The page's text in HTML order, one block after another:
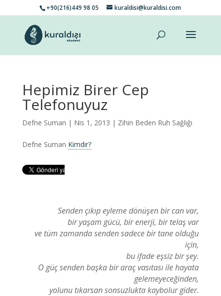
+90(216)449 98 05 kuraldisi@kuraldisi.com
Hepimiz Birer Cep
Telefonuyuz
Defne Suman | Nis 1, 2013 | Zihin Beden Ruh Sağlığı
Defne Suman Kimdir?
Senden çıkıp eyleme dönüşen bir can var,
bir yaşam gücü, bir enerji, bir telaş var
ve tüm zamanda senden sadece bir tane olduğu
için,
bu ifade eşsiz bir şey.
O güç senden başka bir araç vasıtası ile hayata
gelemeyeceğinden,
yolunu tıkarsan sonsuzlukta kaybolur gider.